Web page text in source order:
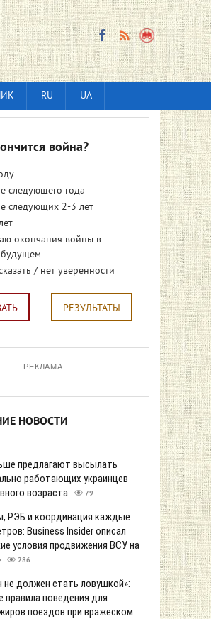
RU UA
война?
следующего года
следующих 2-3 лет
окончания войны в
/ нет уверенности
РЕЗУЛЬТАТЫ
РЕКЛАМА
НОВОСТИ
предлагают высылать
работающих украинцев
возраста
79
РЭБ и координация каждые
Business Insider описал
условия продвижения ВСУ на
286
не должен стать ловушкой»:
правила поведения для
поездов при вражеском